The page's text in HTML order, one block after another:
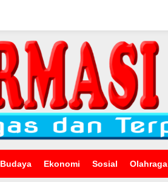
Budaya Ekonomi Sosial Olahraga